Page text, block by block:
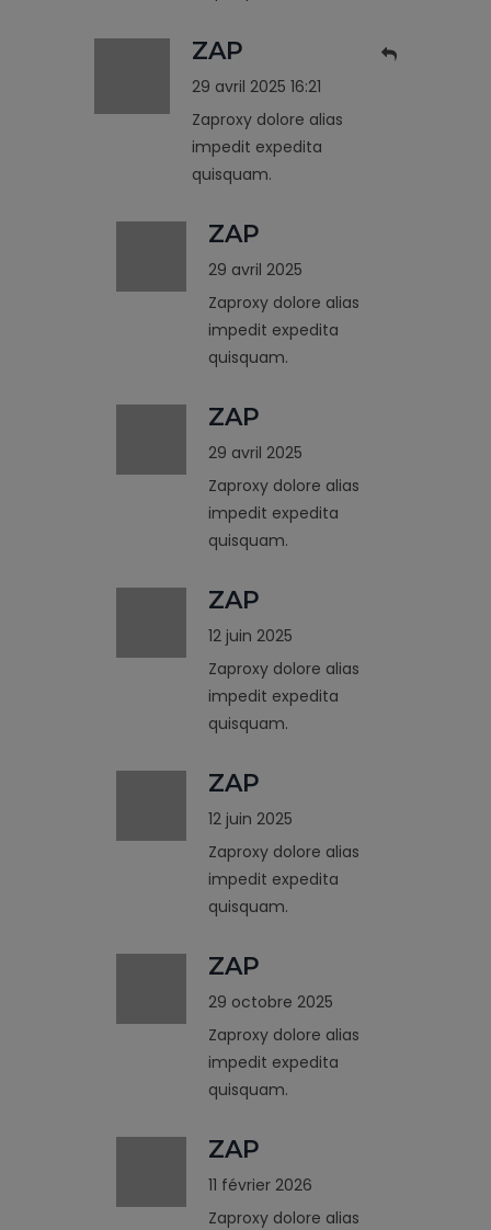
ZAP
29 avril 2025 16:21
Zaproxy dolore alias
impedit expedita
quisquam.
ZAP
29 avril 2025
Zaproxy dolore alias
impedit expedita
quisquam.
ZAP
29 avril 2025
Zaproxy dolore alias
impedit expedita
quisquam.
ZAP
12 juin 2025
Zaproxy dolore alias
impedit expedita
quisquam.
ZAP
12 juin 2025
Zaproxy dolore alias
impedit expedita
quisquam.
ZAP
29 octobre 2025
Zaproxy dolore alias
impedit expedita
quisquam.
ZAP
11 février 2026
Zaproxy dolore alias